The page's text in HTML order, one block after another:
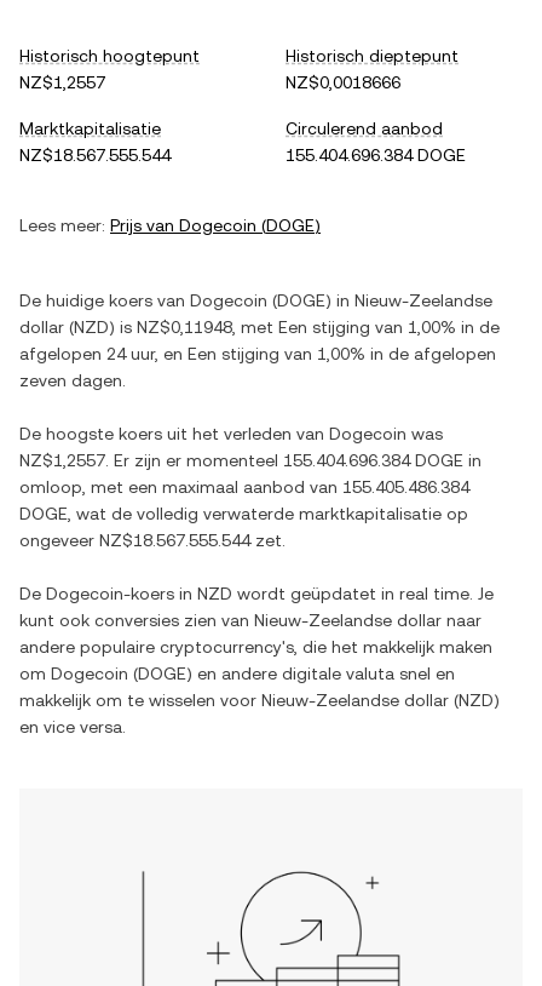
Historisch hoogtepunt
NZ$1,2557
Historisch dieptepunt
NZ$0,0018666
Marktkapitalisatie
NZ$18.567.555.544
Circulerend aanbod
155.404.696.384 DOGE
Lees meer: Prijs van Dogecoin (DOGE)
De huidige koers van Dogecoin (DOGE) in Nieuw-Zeelandse
dollar (NZD) is NZ$0,11948 , met Een stijging van 1,00% in de
afgelopen 24 uur, en Een stijging van 1,00% in de afgelopen
zeven dagen.
De hoogste koers uit het verleden van Dogecoin was
NZ$1,2557 . Er zijn er momenteel 155.404.696.384 DOGE in
omloop, met een maximaal aanbod van 155.405.486.384
DOGE , wat de volledig verwaterde marktkapitalisatie op
ongeveer NZ$18.567.555.544zet.
De Dogecoin-koers in NZD wordt geüpdatet in real time. Je
kunt ook conversies zien van Nieuw-Zeelandse dollar naar
andere populaire cryptocurrency's, die het makkelijk maken
om Dogecoin (DOGE) en andere digitale valuta snel en
makkelijk om te wisselen voor Nieuw-Zeelandse dollar (NZD)
en vice versa.